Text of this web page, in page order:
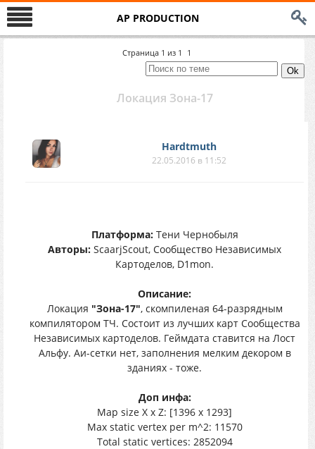
AP PRODUCTION
Страница 1 из 1 1
Локация Зона-17
Hardtmuth
22.05.2016 в 11:52
Платформа:Тени Чернобыля
Авторы: ScaarjScout, Сообщество Независимых
Картоделов, D1mon.
Описание:
Локация "Зона-17", скомпиленая 64-разрядным
компилятором ТЧ. Состоит из лучших карт Сообщества
Независимых картоделов. Геймдата ставится на Лост
Альфу. Аи-сетки нет, заполнения мелким декором в
зданиях - тоже.
Доп инфа:
Map size X x Z: [1396 x 1293]
Max static vertex per m^2: 11570
Total static vertices: 2852094